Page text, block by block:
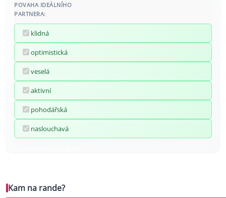
POVAHA IDEÁLNÍHO
PARTNERA:
klidná
optimistická
veselá
aktivní
pohodářská
naslouchavá
Kam na rande?